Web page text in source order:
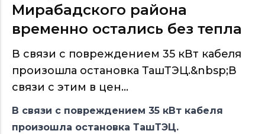
Мирабадского района
временно остались без тепла
В связи с повреждением 35 кВт кабеля
произошла остановка ТашТЭЦ.&nbsp;В
связи с этим в цен...
В связи с повреждением 35 кВт кабеля
произошла остановка ТашТЭЦ.